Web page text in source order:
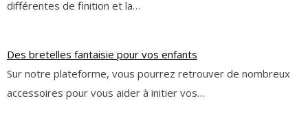
différentes de finition et la…
Des bretelles fantaisie pour vos enfants
Sur notre plateforme, vous pourrez retrouver de nombreux
accessoires pour vous aider à initier vos…